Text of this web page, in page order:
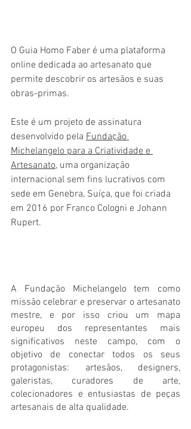
O Guia Homo Faber é uma plataforma
online dedicada ao artesanato que
permite descobrir os artesãos e suas
obras-primas.
Este é um projeto de assinatura
desenvolvido pela Fundação
Michelangelo para a Criatividade e
Artesanato, uma organização
internacional sem fins lucrativos com
sede em Genebra, Suíça, que foi criada
em 2016 por Franco Cologni e Johann
Rupert.
A Fundação Michelangelo tem como
missão celebrar e preservar o artesanato
mestre, e por isso criou um mapa
europeu dos representantes mais
significativos neste campo, com o
objetivo de conectar todos os seus
protagonistas: artesãos, designers,
galeristas, curadores de arte,
colecionadores e entusiastas de peças
artesanais de alta qualidade.